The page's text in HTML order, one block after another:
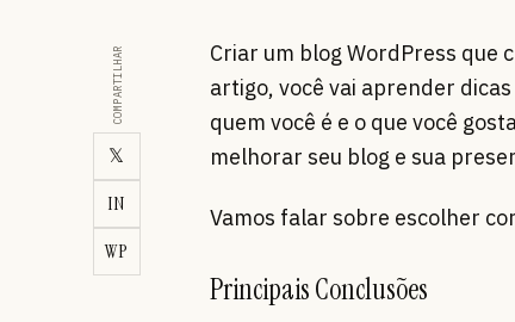
COMPARTILHAR
𝕏
IN
WP
Criar um blog WordPress que
artigo, você vai aprender
quem você é e o que você
melhorar seu blog e sua
Vamos falar sobre escolher
Principais Conclusões